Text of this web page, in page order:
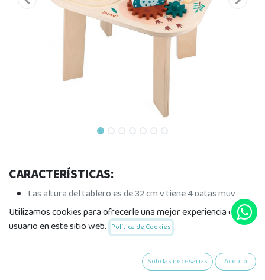
CARACTERÍSTICAS:
Las altura del tablero es de 32 cm y tiene 4 patas muy
estables
Dimensiones : 40 x 32 x 50,2 cm
Recomendado para niños de 18 meses a 3 años
Utilizamos cookies para ofrecerle una mejor experiencia de
usuario en este sitio web. Política de Cookies
Solo las necesarias Acepto